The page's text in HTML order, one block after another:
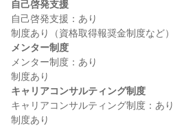
自己啓発支援
自己啓発支援：あり
メンター制度
メンター制度：あり
キャリアコンサルティング制度
キャリアコンサルティング制度：あり